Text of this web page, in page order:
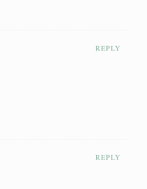
REPLY
REPLY